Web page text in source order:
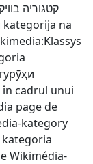
קטגוריה
kategorija na
гурӯҳи
cadrul unui
page de
kategory
kategoria
Wikimédia-